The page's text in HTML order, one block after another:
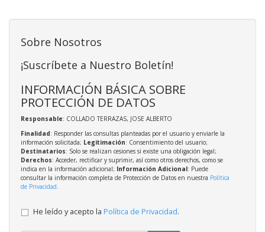
Sobre Nosotros
¡Suscríbete a Nuestro Boletín!
INFORMACIÓN BÁSICA SOBRE
PROTECCIÓN DE DATOS
Responsable: COLLADO TERRAZAS, JOSE ALBERTO
Finalidad: Responder las consultas planteadas por el usuario y enviarle la
información solicitada; Legitimación: Consentimiento del usuario;
Destinatarios: Solo se realizan cesiones si existe una obligación legal;
Derechos: Acceder, rectificar y suprimir, así como otros derechos, como se
indica en la información adicional; Información Adicional: Puede
consultar la información completa de Protección de Datos en nuestra Política
de Privacidad
He leído y acepto la Política de Privacidad.